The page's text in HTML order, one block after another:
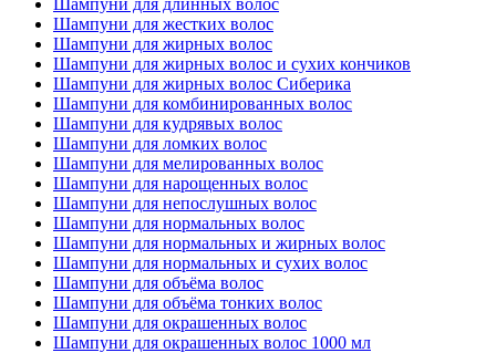
Шампуни для длинных волос
Шампуни для жестких волос
Шампуни для жирных волос
Шампуни для жирных волос и сухих кончиков
Шампуни для жирных волос Сиберика
Шампуни для комбинированных волос
Шампуни для кудрявых волос
Шампуни для ломких волос
Шампуни для мелированных волос
Шампуни для нарощенных волос
Шампуни для непослушных волос
Шампуни для нормальных волос
Шампуни для нормальных и жирных волос
Шампуни для нормальных и сухих волос
Шампуни для объёма волос
Шампуни для объёма тонких волос
Шампуни для окрашенных волос
Шампуни для окрашенных волос 1000 мл